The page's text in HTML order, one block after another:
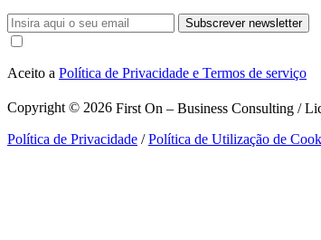
Subscrever newsletter
Aceito a Política de Privacidade e Termos de serviço
Copyright © 2026 First On – Business Consulting /
Política de Privacidade /Política de Utilização de